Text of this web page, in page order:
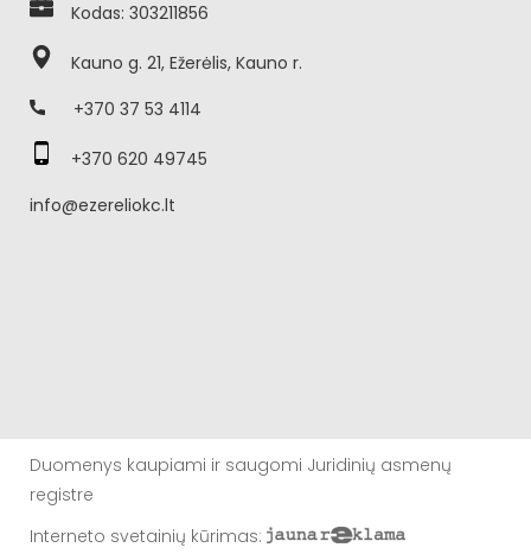
Kodas: 303211856
Kauno g. 21, Ežerėlis, Kauno r.
+370 37 53 4114
+370 620 49745
info@ezereliokc.lt
Duomenys kaupiami ir saugomi Juridinių asmenų
registre
Interneto svetainių kūrimas: